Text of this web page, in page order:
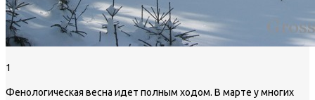
1
Фенологическая весна идет полным ходом. В марте у многих